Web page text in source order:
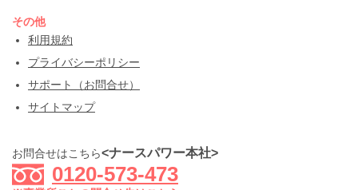
その他
利用規約
プライバシーポリシー
サポート（お問合せ）
サイトマップ
お問合せはこちら<ナースパワー本社>
0120-573-473